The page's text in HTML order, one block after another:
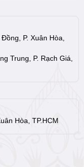
P. Xuân Hòa,
Trung, P. Rạch Giá,
Hòa, TP.HCM